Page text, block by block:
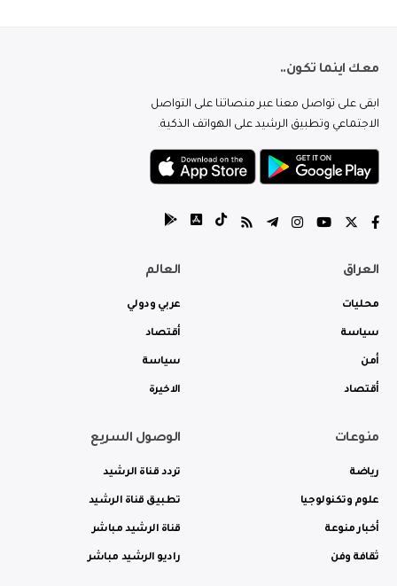
معك اينما تكون..
ابقى على تواصل معنا عبر منصاتنا على التواصل
الاجتماعي وتطبيق الرشيد على الهواتف الذكية.
العراق
محليات
سياسة
أمن
أقتصاد
العالم
عربي ودولي
أقتصاد
سياسة
الاخيرة
منوعات
رياضة
علوم وتكنولوجيا
أخبار منوعة
ثقافة وفن
الوصول السريع
تردد قناة الرشيد
تطبيق قناة الرشيد
قناة الرشيد مباشر
راديو الرشيد مباشر